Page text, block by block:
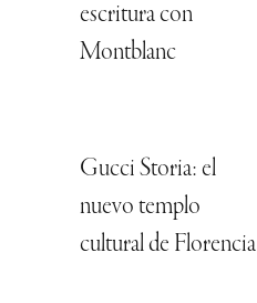
escritura con
Montblanc
Gucci Storia: el
nuevo templo
cultural de Florencia